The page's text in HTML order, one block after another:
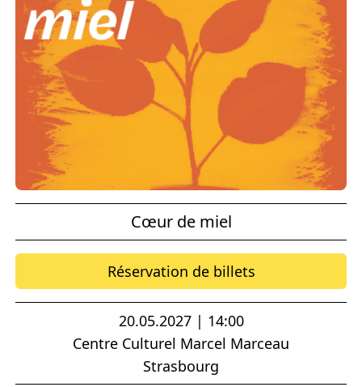
Cœur de miel
Réservation de billets
20.05.2027 | 14:00
Centre Culturel Marcel Marceau
Strasbourg